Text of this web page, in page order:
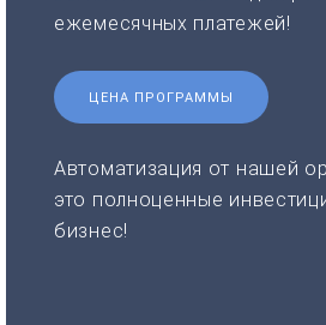
ежемесячных платежей!
ЦЕНА ПРОГРАММЫ
Автоматизация от нашей
это полноценные
бизнес!